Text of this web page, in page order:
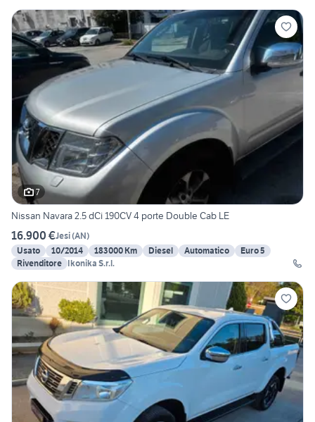
7
Nissan Navara 2.5 dCi 190CV 4 porte Double Cab LE
16.900 €Jesi(AN)
Usato
10/2014 183000 Km Diesel Automatico
Euro 5
Rivenditore Ikonika S.r.l.